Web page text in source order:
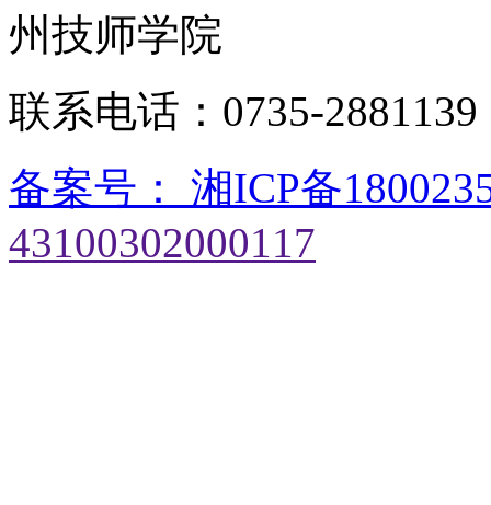
州技师学院
联系电话：0735-
备案号： 湘ICP备
43100302000117